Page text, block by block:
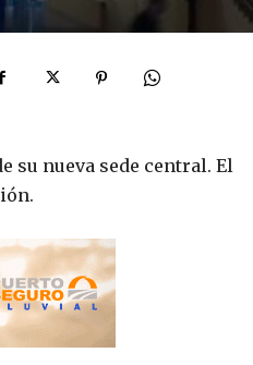
su nueva sede central. El